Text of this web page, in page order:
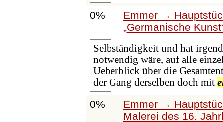
0%
Emmer →
Germanische Kunst
Selbständigkeit und hat
notwendig wäre, auf alle
Ueberblick über die
der Gang derselben doch mit
0%
Emmer →
Malerei des 16.